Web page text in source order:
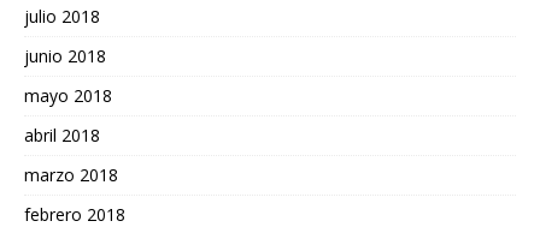
julio 2018
junio 2018
mayo 2018
abril 2018
marzo 2018
febrero 2018